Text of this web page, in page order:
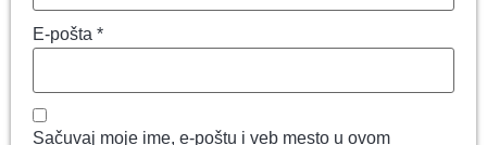
E-pošta *
Sačuvaj moje ime, e-poštu i veb mesto u ovom